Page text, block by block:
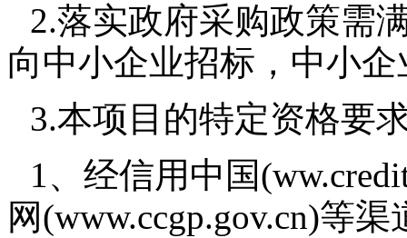
2.落实政府采购政策需
向中小企业招标，中小
3.本项目的特定资格要
1、经信用中国
网(www.ccgp.gov.cn)等